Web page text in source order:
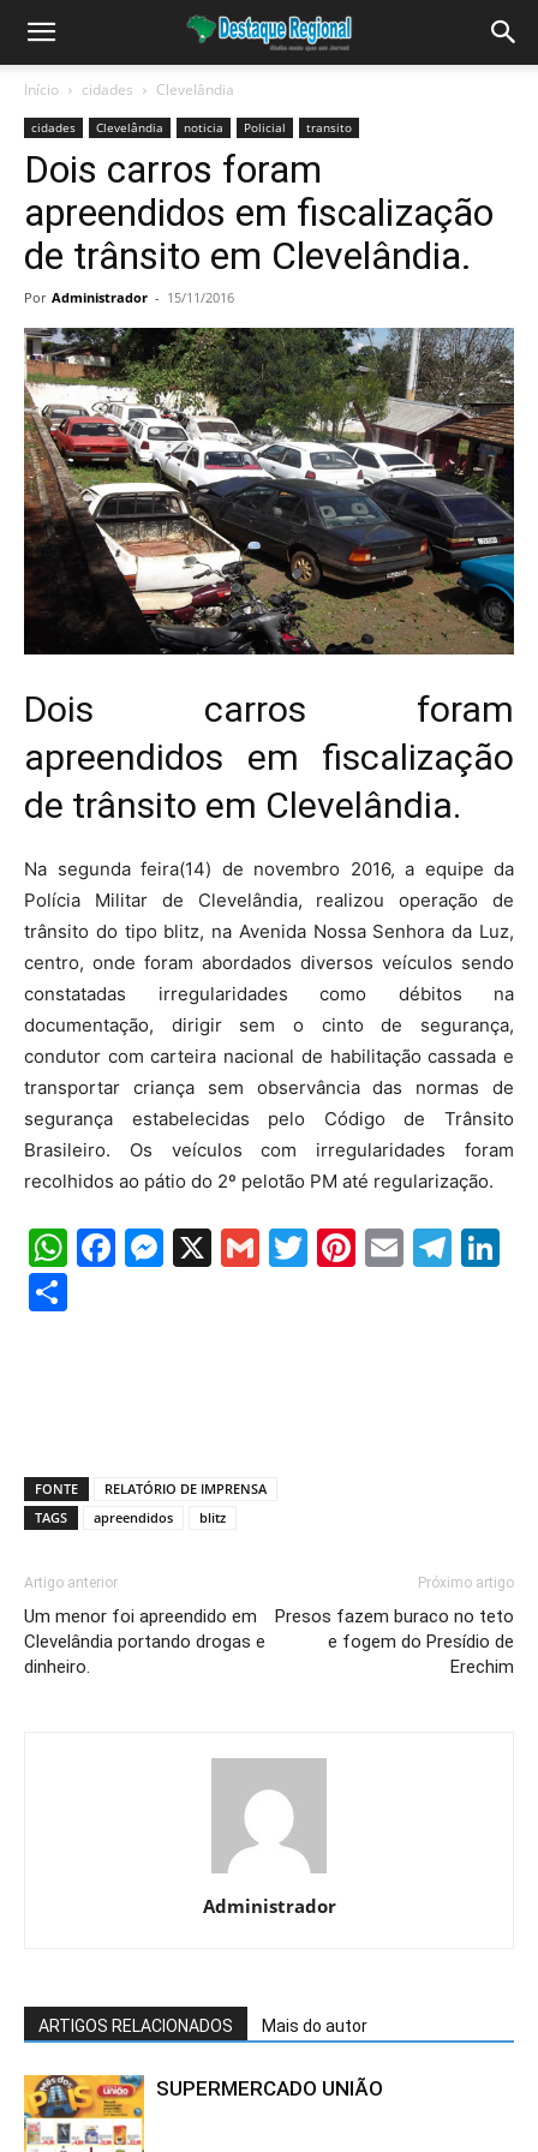
Início cidades Clevelândia
cidades Clevelândia noticia Policial transito
Dois carros foram
apreendidos em fiscalização
de trânsito em Clevelândia.
Por Administrador - 15/11/2016
Dois carros foram
apreendidos em fiscalização
de trânsito em Clevelândia.
Na segunda feira(14) de novembro 2016, a equipe da
Polícia Militar de Clevelândia, realizou operação de
trânsito do tipo blitz, na Avenida Nossa Senhora da Luz,
centro, onde foram abordados diversos veículos sendo
constatadas irregularidades como débitos na
documentação, dirigir sem o cinto de segurança,
condutor com carteira nacional de habilitação cassada e
transportar criança sem observância das normas de
segurança estabelecidas pelo Código de Trânsito
Brasileiro. Os veículos com irregularidades foram
recolhidos ao pátio do 2º pelotão PM até regularização.
WhatsApp
Facebook
Messenger
X GmailTwitter
Pinterest
Email
FONTE
RELATÓRIO DE IMPRENSA
TAGS
apreendidos blitz
Artigo anterior
Um menor foi apreendido em
Clevelândia portando drogas e
dinheiro.
Próximo artigo
Presos fazem buraco no teto
e fogem do Presídio de
Erechim
Administrador
ARTIGOS RELACIONADOS Mais do autor
SUPERMERCADO UNIÃO